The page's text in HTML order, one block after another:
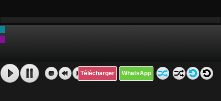
Télécharger WhatsApp